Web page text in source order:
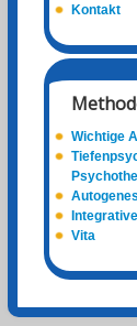
Kontakt
Wichtige
Vita